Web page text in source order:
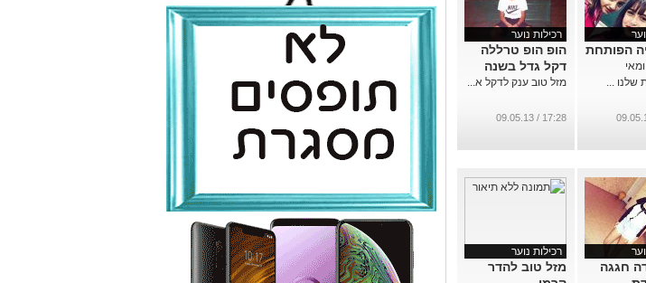
הפותחת
שלנו ...
רכילות נוער
הופ הופ טרללה
דקל גדל בשנה
מזל טוב ענק לדקל א...
17:28 / 09.05.13
חגגה
רכילות נוער
מזל טוב להדר